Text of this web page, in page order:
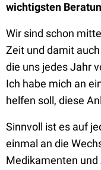
wichtigsten
Wir sind schon
Zeit und damit
die uns jedes Jahr
Ich habe mich an
helfen soll, diese
Sinnvoll ist es auf
einmal an die
Medikamenten und